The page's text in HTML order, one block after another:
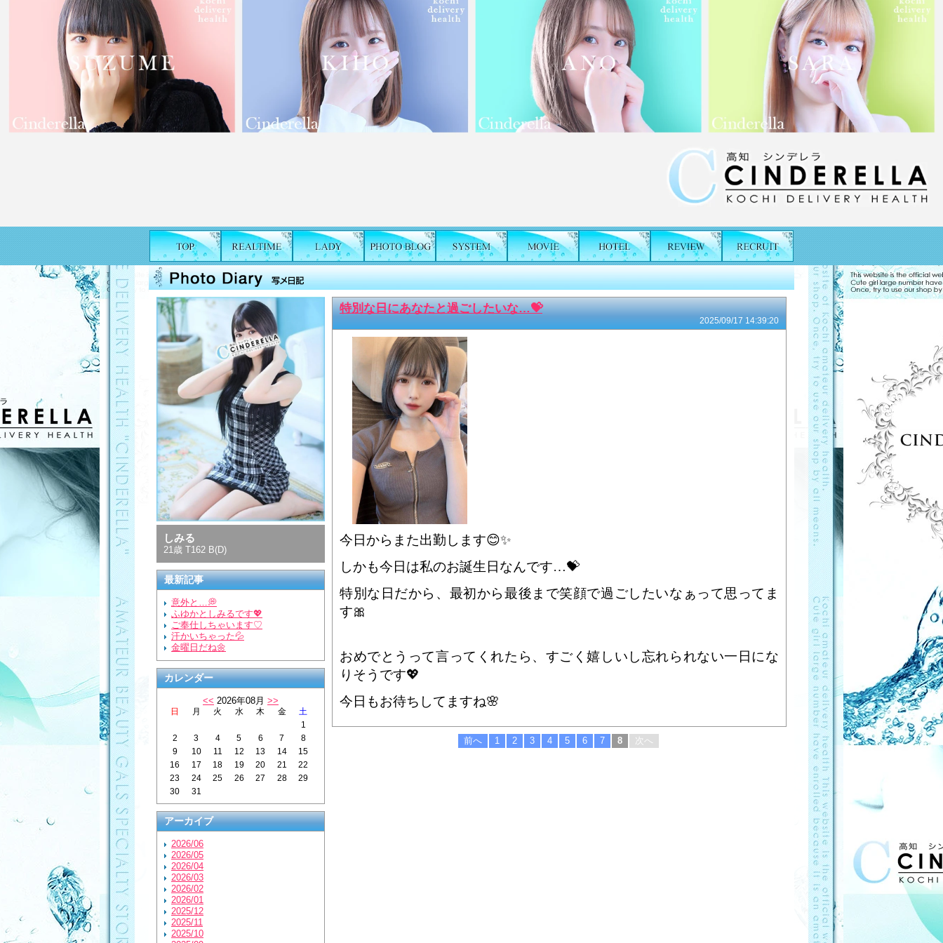
しみる
21歳 T162 B(D)
最新記事
意外と…💭
ふゆかとしみるです💖
ご奉仕しちゃいます♡
汗かいちゃった💦
金曜日だね🌼
カレンダー
<< 2026年08月 >>
日 月 火 水 木 金
土
1
2
3 4 5 6 7
8
9
10 11 12 13 14
15
16
17 18 19 20 21
22
23
24 25 26 27 28
29
30
31
アーカイブ
2026/06
2026/05
2026/04
2026/03
2026/02
2026/01
2025/12
2025/11
2025/10
特別な日にあなたと過ごしたいな…💝
2025/09/17 14:39:20
今日からまた出勤します😊✨
しかも今日は私のお誕生日なんです…💝
特別な日だから、最初から最後まで笑顔で過ごしたいなぁって思ってま
す🎀
おめでとうって言ってくれたら、すごく嬉しいし忘れられない一日にな
りそうです💖
今日もお待ちしてますね🌸
前へ 1 2 3 4 5 6 7 8 次へ